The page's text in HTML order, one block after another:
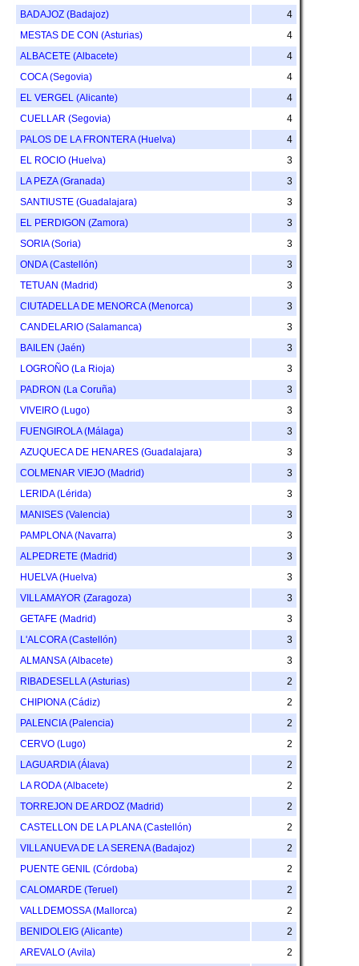
BADAJOZ (Badajoz)
4
MESTAS DE CON (Asturias)
4
ALBACETE (Albacete)
4
COCA (Segovia)
4
EL VERGEL (Alicante)
4
CUELLAR (Segovia)
4
PALOS DE LA FRONTERA (Huelva)
4
EL ROCIO (Huelva)
3
LA PEZA (Granada)
3
SANTIUSTE (Guadalajara)
3
EL PERDIGON (Zamora)
3
SORIA (Soria)
3
ONDA (Castellón)
3
TETUAN (Madrid)
3
CIUTADELLA DE MENORCA (Menorca)
3
CANDELARIO (Salamanca)
3
BAILEN (Jaén)
3
LOGROÑO (La Rioja)
3
PADRON (La Coruña)
3
VIVEIRO (Lugo)
3
FUENGIROLA (Málaga)
3
AZUQUECA DE HENARES (Guadalajara)
3
COLMENAR VIEJO (Madrid)
3
LERIDA (Lérida)
3
MANISES (Valencia)
3
PAMPLONA (Navarra)
3
ALPEDRETE (Madrid)
3
HUELVA (Huelva)
3
VILLAMAYOR (Zaragoza)
3
GETAFE (Madrid)
3
L'ALCORA (Castellón)
3
ALMANSA (Albacete)
3
RIBADESELLA (Asturias)
2
CHIPIONA (Cádiz)
2
PALENCIA (Palencia)
2
CERVO (Lugo)
2
LAGUARDIA (Álava)
2
LA RODA (Albacete)
2
TORREJON DE ARDOZ (Madrid)
2
CASTELLON DE LA PLANA (Castellón)
2
VILLANUEVA DE LA SERENA (Badajoz)
2
PUENTE GENIL (Córdoba)
2
CALOMARDE (Teruel)
2
VALLDEMOSSA (Mallorca)
2
BENIDOLEIG (Alicante)
2
AREVALO (Avila)
2